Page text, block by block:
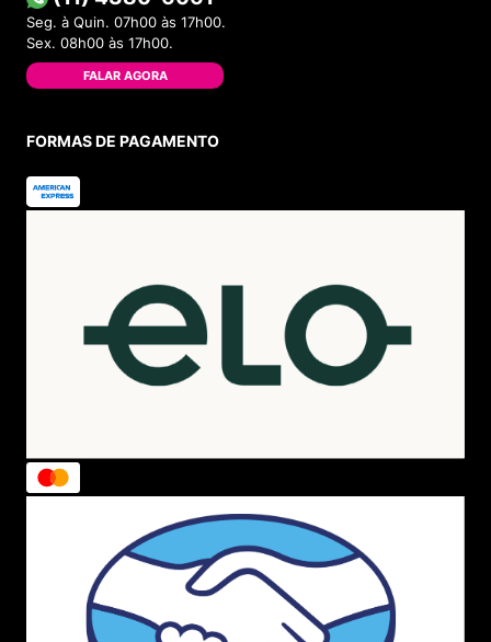
Seg. à Quin. 07h00 às 17h00.
Sex. 08h00 às 17h00.
FALAR AGORA
FORMAS DE PAGAMENTO